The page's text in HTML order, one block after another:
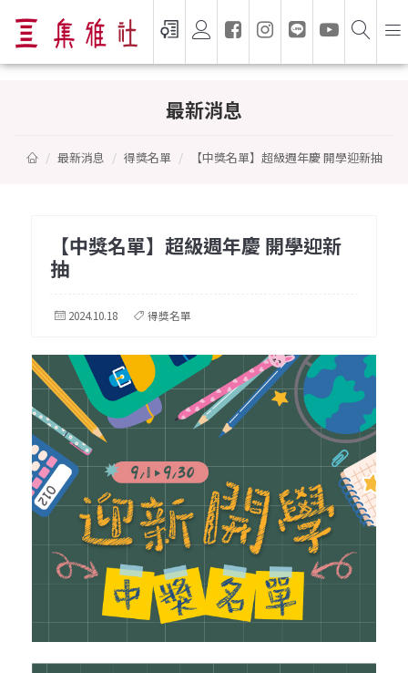
最新消息
最新消息 得獎名單 【中獎名單】超級週年慶 開學迎新抽
【中獎名單】超級週年慶 開學迎新
抽
2024.10.18 得獎名單